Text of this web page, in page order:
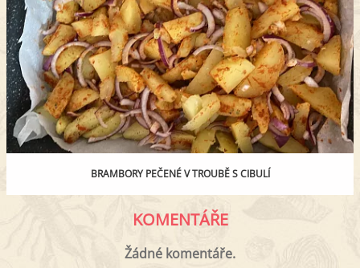
BRAMBORY PEČENÉ V TROUBĚ S CIBULÍ
KOMENTÁŘE
Žádné komentáře.